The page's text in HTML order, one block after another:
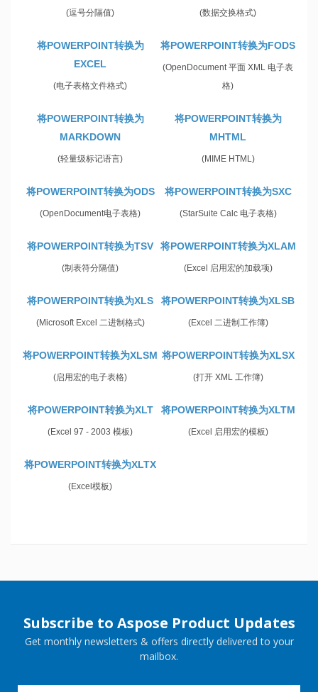
(逗号分隔值) (数据交换格式)
将POWERPOINT转换为
EXCEL
(电子表格文件格式)
将POWERPOINT转换为FODS
(OpenDocument 平面 XML 电子表
格)
将POWERPOINT转换为
MARKDOWN
(轻量级标记语言)
将POWERPOINT转换为
MHTML
(MIME HTML)
将POWERPOINT转换为ODS
(OpenDocument电子表格)
将POWERPOINT转换为SXC
(StarSuite Calc 电子表格)
将POWERPOINT转换为TSV
(制表符分隔值)
将POWERPOINT转换为XLAM
(Excel 启用宏的加载项)
将POWERPOINT转换为XLS
(Microsoft Excel 二进制格式)
将POWERPOINT转换为XLSB
(Excel 二进制工作簿)
将POWERPOINT转换为XLSM
(启用宏的电子表格)
将POWERPOINT转换为XLSX
(打开 XML 工作簿)
将POWERPOINT转换为XLT
(Excel 97 - 2003 模板)
将POWERPOINT转换为XLTM
(Excel 启用宏的模板)
将POWERPOINT转换为XLTX
(Excel模板)
Subscribe to Aspose Product Updates
Get monthly newsletters & offers directly delivered to your
mailbox.